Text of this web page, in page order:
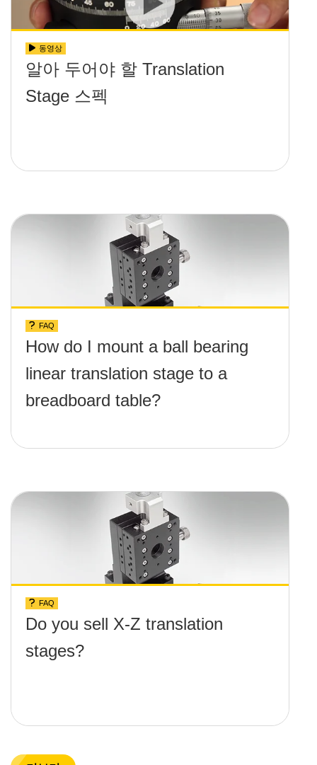
동영상
알아 두어야 할 Translation
Stage 스펙
FAQ
How do I mount a ball bearing
linear translation stage to a
breadboard table?
FAQ
Do you sell X-Z translation
stages?